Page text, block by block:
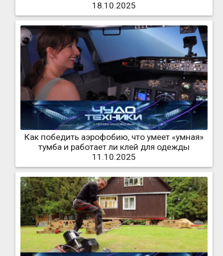
18.10.2025
Как победить аэрофобию, что умеет «умная»
тумба и работает ли клей для одежды
11.10.2025